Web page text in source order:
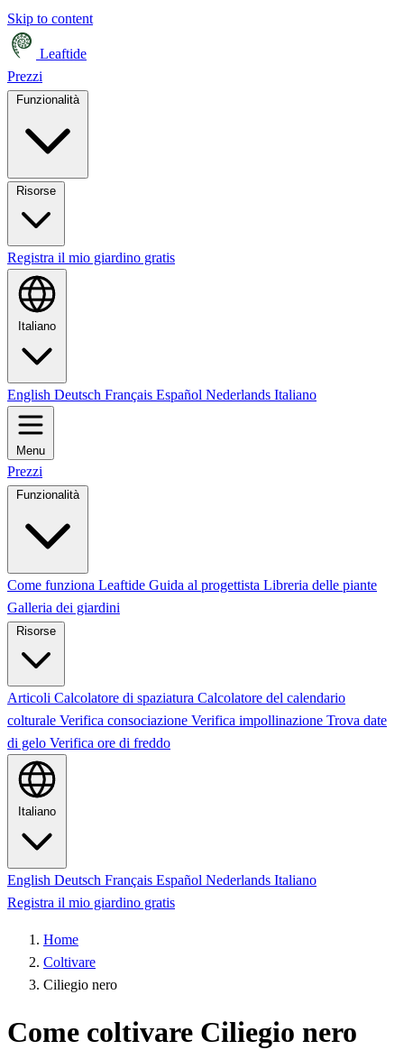
Skip to content
Leaftide
Prezzi
Funzionalità
Registra il mio giardino gratis
Italiano
English Deutsch Français Español Nederlands Italiano
Menu
Prezzi
Funzionalità
Come funziona Leaftide Guida al progettista Libreria delle piante
Galleria dei giardini
Risorse
Articoli Calcolatore di spaziatura Calcolatore del calendario
colturale Verifica consociazione Verifica impollinazione Trova date
di gelo Verifica ore di freddo
Italiano
English Deutsch Français Español Nederlands Italiano
Registra il mio giardino gratis
Home
Coltivare
Ciliegio nero
Come coltivare Ciliegio nero